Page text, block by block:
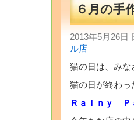
６月の手
2013年5月26日
ル店
猫の日は、みな
猫の日が終わ
Ｒａｉｎｙ Ｐ